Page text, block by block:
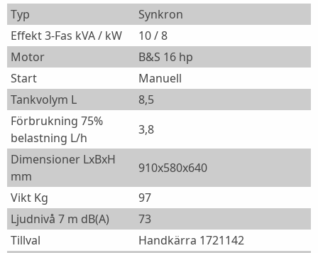
Typ
Synkron
Effekt 3-Fas kVA / kW
10 / 8
Motor
B&S 16 hp
Start
Manuell
Tankvolym L
8,5
Förbrukning 75%
belastning L/h
3,8
Dimensioner LxBxH
mm
910x580x640
Vikt Kg
97
Ljudnivå 7 m dB(A)
73
Tillval
Handkärra 1721142